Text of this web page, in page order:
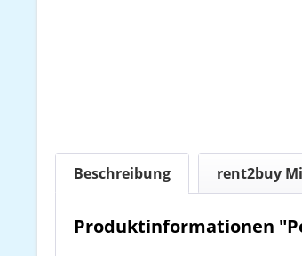
Beschreibung rent2buy
Produktinformationen